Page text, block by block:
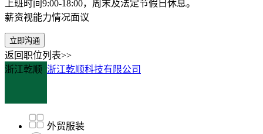
上班时间9:00-18:00，周末及法定节假日休息。
薪资视能力情况面议
立即沟通
返回职位列表>>
浙江乾顺 浙江乾顺科技有限公司
外贸服装